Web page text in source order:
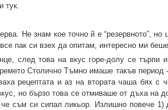
тук.
Не знам кое точно й е “резервното”, но
пак си взех да опитам, интересно ми
след това на вкус горе-долу се търпи
Столично Тъмно имаше такъв период
рецептата и аз на втората чаша бях с
но бързо това се отмиваше от дъха на
съм си сипал ликьор. Излишно повече